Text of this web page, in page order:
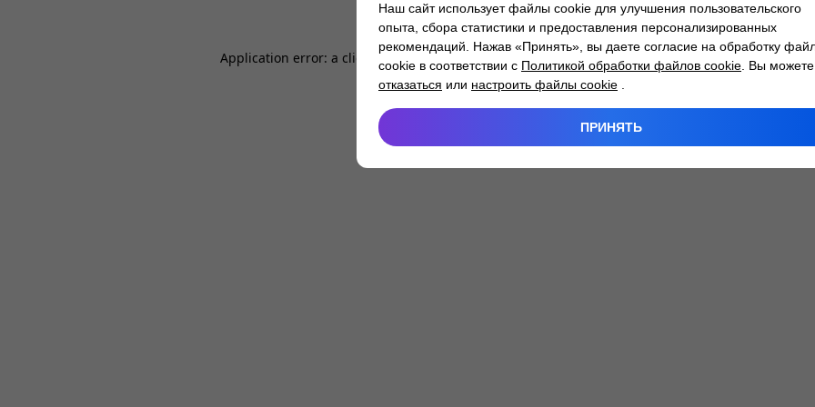
Application error: a client -side exception has occurred while loading atlantm.by (see the
Наш сайт использует файлы cookie для улучшения пользовательского
опыта, сбора статистики и предоставления персонализированных
рекомендаций. Нажав «Принять», вы даете согласие на обработку
cookie в соответствии с Политикой обработки файлов cookie . Вы можете
отказаться или настроить файлы cookie
ПРИНЯТЬ